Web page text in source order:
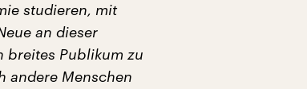
studieren, mit
an dieser
breites Publikum zu
andere Menschen